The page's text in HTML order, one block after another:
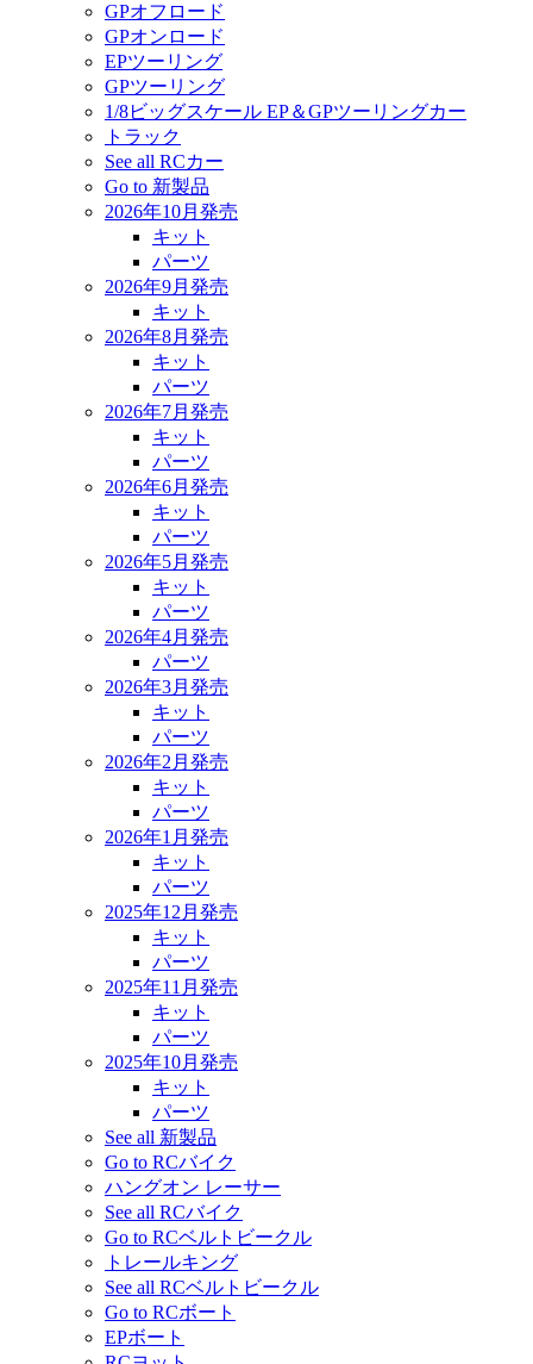
GPオフロード
GPオンロード
EPツーリング
GPツーリング
1/8ビッグスケール EP＆GPツーリングカー
トラック
See all RCカー
Go to 新製品
2026年10月発売
キット
パーツ
2026年9月発売
キット
2026年8月発売
キット
パーツ
2026年7月発売
キット
パーツ
2026年6月発売
キット
パーツ
2026年5月発売
キット
パーツ
2026年4月発売
パーツ
2026年3月発売
キット
パーツ
2026年2月発売
キット
パーツ
2026年1月発売
キット
パーツ
2025年12月発売
キット
パーツ
2025年11月発売
キット
パーツ
2025年10月発売
キット
パーツ
See all 新製品
Go to RCバイク
ハングオン レーサー
See all RCバイク
Go to RCベルトビークル
トレールキング
See all RCベルトビークル
Go to RCボート
EPボート